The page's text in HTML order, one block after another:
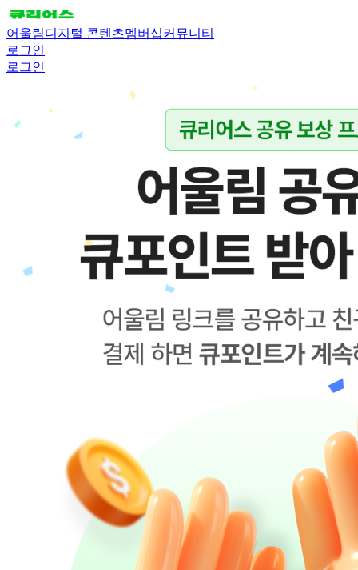
어울림디지털 콘텐츠멤버십커뮤니티
로그인
로그인